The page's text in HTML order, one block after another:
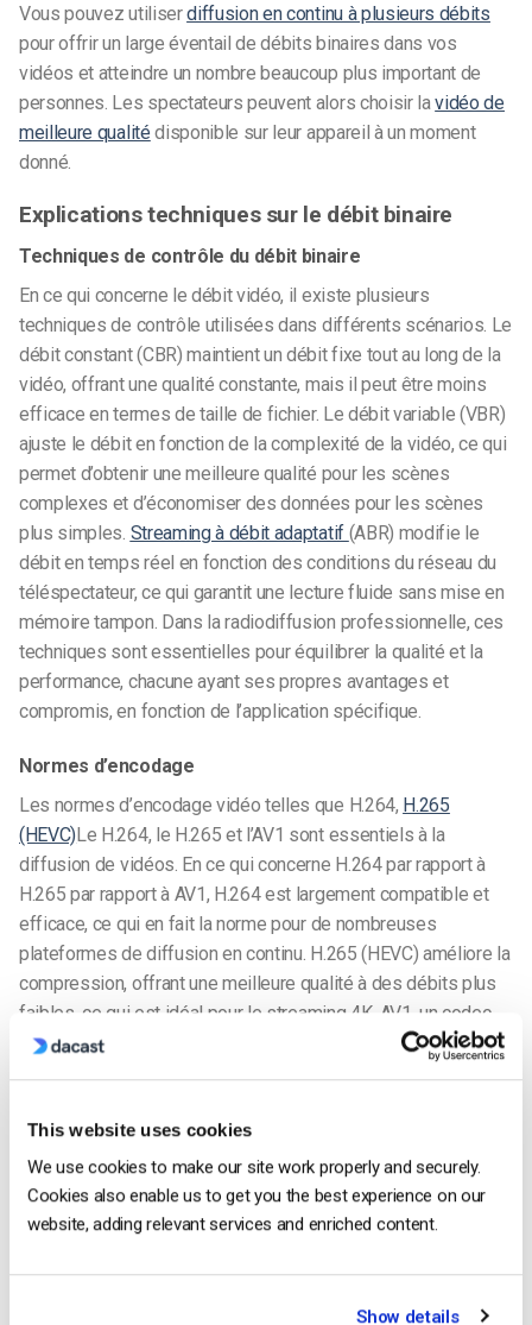
This website uses cookies
We use cookies to make our site work properly and securely.
Cookies also enable us to get you the best experience on our
website, adding relevant services and enriched content.
Show details
Vous pouvez utiliserdiffusion en continu à plusieurs débits
pour offrir un large éventail de débits binaires dans vos
vidéos et atteindre un nombre beaucoup plus important de
personnes. Les spectateurs peuvent alors choisir lavidéo de
meilleure qualité disponible sur leur appareil à un moment
donné.
Explications techniques sur le débit binaire
Techniques de contrôle du débit binaire
En ce qui concerne le débit vidéo, il existe plusieurs
techniques de contrôle utilisées dans différents scénarios. Le
débit constant (CBR) maintient un débit fixe tout au long de la
vidéo, offrant une qualité constante, mais il peut être moins
efficace en termes de taille de fichier. Le débit variable (VBR)
ajuste le débit en fonction de la complexité de la vidéo, ce qui
permet d’obtenir une meilleure qualité pour les scènes
complexes et d’économiser des données pour les scènes
plus simples. Streaming à débit adaptatif (ABR) modifie le
débit en temps réel en fonction des conditions du réseau du
téléspectateur, ce qui garantit une lecture fluide sans mise en
mémoire tampon. Dans la radiodiffusion professionnelle, ces
techniques sont essentielles pour équilibrer la qualité et la
performance, chacune ayant ses propres avantages et
compromis, en fonction de l’application spécifique.
Normes d’encodage
Les normes d’encodage vidéo telles que H.264, H.265
(HEVC)Le H.264, le H.265 et l’AV1 sont essentiels à la
diffusion de vidéos. En ce qui concerne H.264 par rapport à
H.265 par rapport à AV1, H.264 est largement compatible et
efficace, ce qui en fait la norme pour de nombreuses
plateformes de diffusion en continu. H.265 (HEVC) améliore la
compression, offrant une meilleure qualité à des débits plus
faibles, ce qui est idéal pour le streaming 4K. AV1, un codec
plus récent, gagne en popularité en raison de son efficacité de
diffusion en direct. Comme la technologie de compression
vidéo IA continue d’évoluer, les nouvelles normes comme AV1
devraient devenir plus courantes, en particulier pour les
protocoles de diffusion en continu à faible latence, offrant une
d’appareils.